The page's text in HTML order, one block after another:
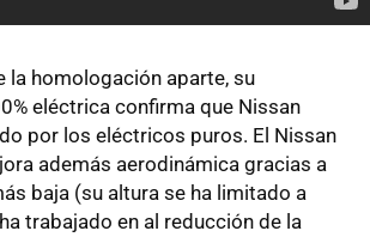
la homologación aparte, su
eléctrica confirma que Nissan
por los eléctricos puros. El Nissan
además aerodinámica gracias a
baja (su altura se ha limitado a
trabajado en al reducción de la